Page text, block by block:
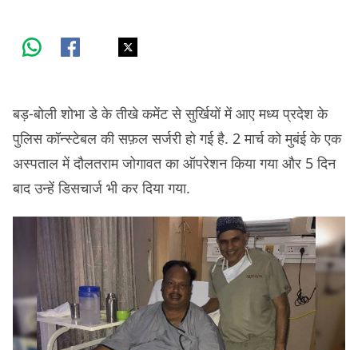
बड़-बोली शोभा डे के तीखे कमेंट से सुर्खियों में आए मध्य प्रदेश के
पुलिस कॉन्स्टेबल की सफ़ल सर्जरी हो गई है. 2 मार्च को मुबंई के एक
अस्पताल में दौलतराम जोगावत का ऑपरेशन किया गया और 5 दिन
बाद उन्हें डिसचार्ज भी कर दिया गया.